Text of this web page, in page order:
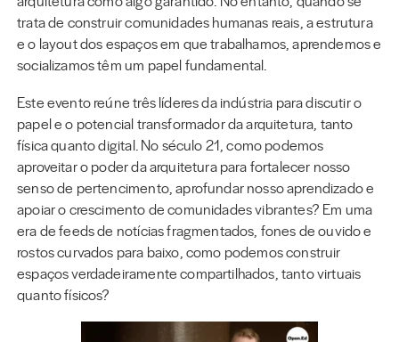
trata de construir comunidades humanas reais, a estrutura
e o layout dos espaços em que trabalhamos, aprendemos e
socializamos têm um papel fundamental.
Este evento reúne três líderes da indústria para discutir o
papel e o potencial transformador da arquitetura, tanto
física quanto digital. No século 21, como podemos
aproveitar o poder da arquitetura para fortalecer nosso
senso de pertencimento, aprofundar nosso aprendizado e
apoiar o crescimento de comunidades vibrantes? Em uma
era de feeds de notícias fragmentados, fones de ouvido e
rostos curvados para baixo, como podemos construir
espaços verdadeiramente compartilhados, tanto virtuais
quanto físicos?